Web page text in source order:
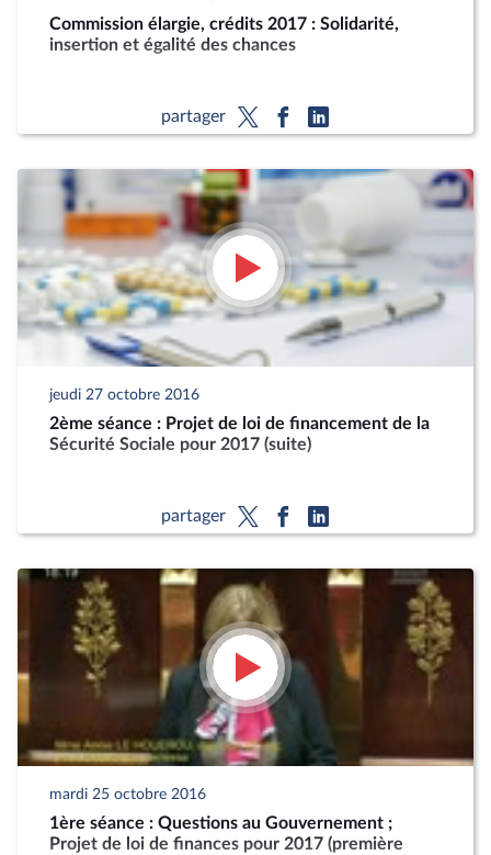
Commission élargie, crédits 2017 : Solidarité,
insertion et égalité des chances
partager
jeudi 27 octobre 2016
2ème séance : Projet de loi de financement de la
Sécurité Sociale pour 2017 (suite)
partager
mardi 25 octobre 2016
1ère séance : Questions au Gouvernement ;
Projet de loi de finances pour 2017 (première